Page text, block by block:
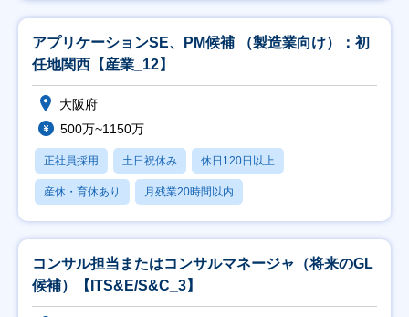
アプリケーションSE、PM候補 （製造業向け）：初
任地関西【産業_12】
大阪府
500万~1150万
正社員採用 土日祝休み 休日120日以上
産休・育休あり 月残業20時間以内
コンサル担当またはコンサルマネージャ（将来のGL
候補）【ITS&E/S&C_3】